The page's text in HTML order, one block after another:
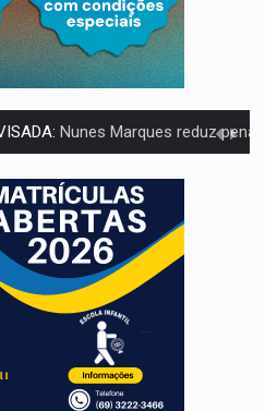
Museólogo Antônio Ocampo lança livro
Patrimônio de candidata a deputada federal do PL salta R$ 1
é flagrada com cerca de 200 porções
MPF cobra regularização fundiária da
ABERTURA:2ª Feira Rondônia Empreendedora segue no Espaço
Secretário da Seinfra de Porto Velho pede
Pirahã terão consultas e exames especializados durante